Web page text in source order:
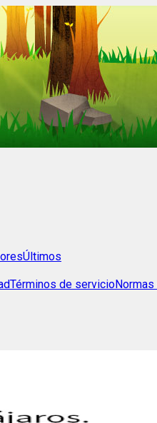
Últimos
Términos de servicio